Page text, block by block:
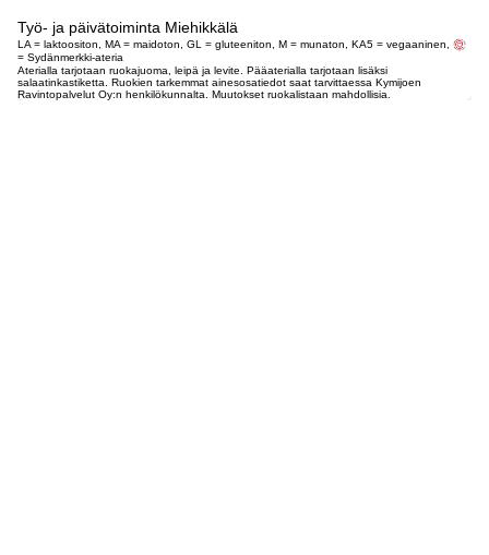
Työ- ja päivätoiminta Miehikkälä
LA = laktoositon, MA = maidoton, GL = gluteeniton, M = munaton, KA5 = vegaaninen,
= Sydänmerkki-ateria
Aterialla tarjotaan ruokajuoma, leipä ja levite. Pääaterialla tarjotaan lisäksi
salaatinkastiketta. Ruokien tarkemmat ainesosatiedot saat tarvittaessa Kymijoen
Ravintopalvelut Oy:n henkilökunnalta. Muutokset ruokalistaan mahdollisia.